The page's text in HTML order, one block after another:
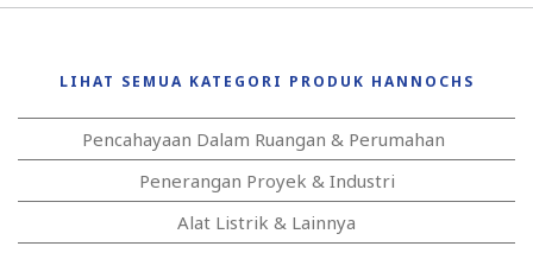
LIHAT SEMUA KATEGORI PRODUK HANNOCHS
Pencahayaan Dalam Ruangan & Perumahan
Penerangan Proyek & Industri
Alat Listrik & Lainnya